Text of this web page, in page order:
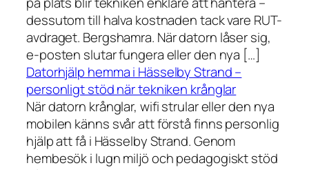
dessutom till halva kostnaden tack vare RUT-
avdraget. Bergshamra. När datorn låser sig,
e-posten slutar fungera eller den nya […]
Datorhjälp hemma i Hässelby Strand –
personligt stöd när tekniken krånglar
När datorn krånglar, wifi strular eller den nya
mobilen känns svår att förstå finns personlig
hjälp att få i Hässelby Strand. Genom
hembesök i lugn miljö och pedagogiskt stöd